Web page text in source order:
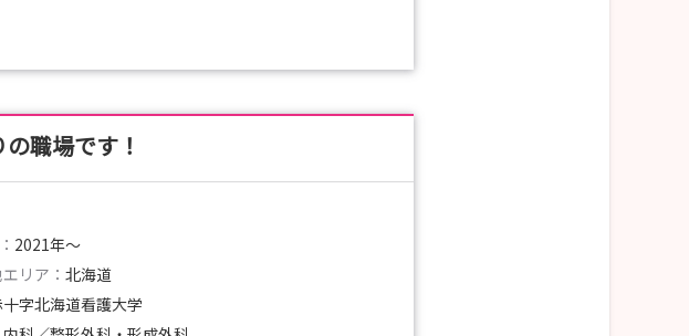
職場です！
2021年〜
リア： 北海道
十字北海道看護大学